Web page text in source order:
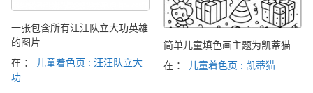
一张包含所有汪汪队立大功英雄
的图片
在 ：
儿童着色页 : 汪汪队立大
功
简单儿童填色画主题为凯蒂猫
在 ：
儿童着色页 : 凯蒂猫